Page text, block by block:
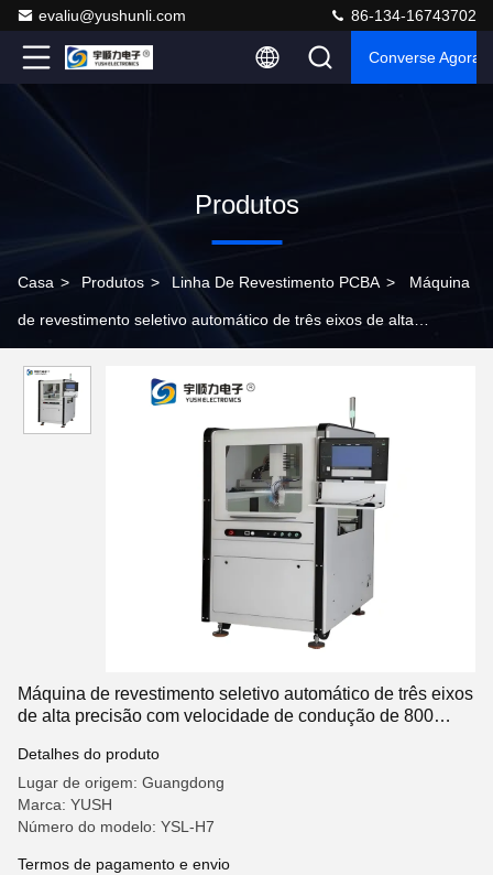
evaliu@yushunli.com 86-134-16743702
Converse Agora
Produtos
Casa > Produtos > Linha De Revestimento PCBA > Máquina
de revestimento seletivo automático de três eixos de alta
proteção de placas de circuitos de PCB
Máquina de revestimento seletivo automático de três eixos
de alta precisão com velocidade de condução de 800
Detalhes do produto
Lugar de origem: Guangdong
Marca: YUSH
Número do modelo: YSL-H7
Termos de pagamento e envio